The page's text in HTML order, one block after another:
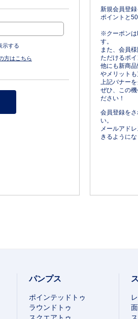
示する
方はこちら
新規会員登
ポイントと
※クーポンは
す。
また、会員
ただけるポ
他にも新商
やメリットも
上記バナー
ぜひ、この
ださい！
会員登録を
い。
メールアド
きるようにな
パンプス
ポインテッドトゥ
ラウンドトゥ
スクエアトゥ